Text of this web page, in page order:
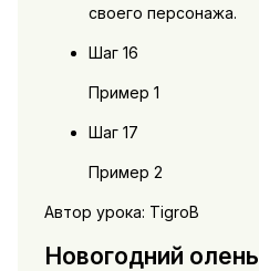
своего персонажа.
Шаг 16
Пример 1
Шаг 17
Пример 2
Автор урока: TigroB
Новогодний олень